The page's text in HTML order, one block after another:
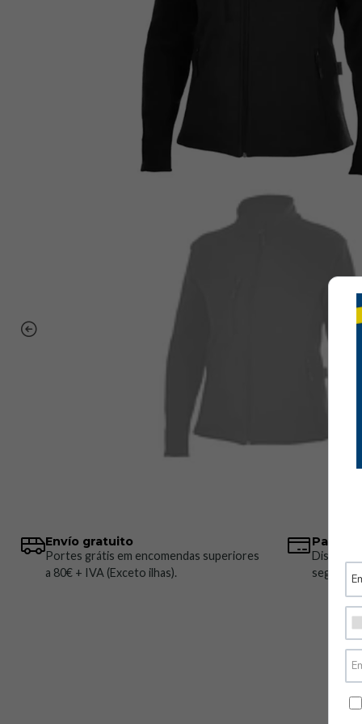
Envío gratuito
Portes grátis em encomendas superiores
a 80€ + IVA (Exceto ilhas).
Pagos
seguros.